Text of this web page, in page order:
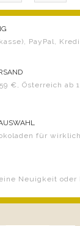
PayPal,
€, Österreich ab
für
Neuigkeit oder